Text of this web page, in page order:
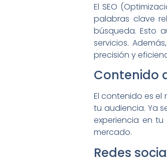
El SEO
palabras clave
búsqueda. Esto
servicios.
precisión y
Contenido
El contenido es
tu audiencia. Ya
experiencia en
mercado.
Redes